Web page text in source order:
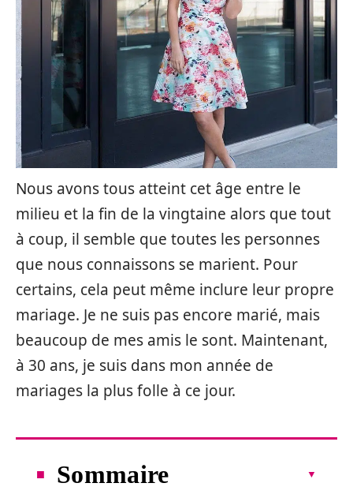
Nous avons tous atteint cet âge entre le
milieu et la fin de la vingtaine alors que tout
à coup, il semble que toutes les personnes
que nous connaissons se marient. Pour
certains, cela peut même inclure leur propre
mariage. Je ne suis pas encore marié, mais
beaucoup de mes amis le sont. Maintenant,
à 30 ans, je suis dans mon année de
mariages la plus folle à ce jour.
Sommaire